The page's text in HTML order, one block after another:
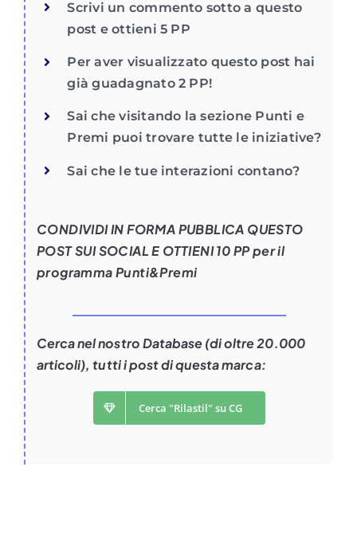
Scrivi un commento sotto a questo
post e ottieni 5 PP
Per aver visualizzato questo post hai
già guadagnato 2 PP!
Sai che visitando la sezione Punti e
Premi puoi trovare tutte le iniziative?
Sai che le tue interazioni contano?
CONDIVIDI IN FORMA PUBBLICA QUESTO
POST SUI SOCIAL E OTTIENI 10 PP per il
programma Punti&Premi
Cerca nel nostro Database (di oltre 20.000
articoli), tutti i post di questa marca:
Cerca "Rilastil" su CG